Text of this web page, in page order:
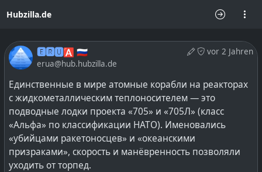
Hubzilla.de
vor 2 Jahren
🅴🆁🆄🅰 🇷🇺
erua@hub.hubzilla.de
Единственные в мире атомные корабли на реакторах
с жидкометаллическим теплоносителем — это
подводные лодки проекта «705» и «705Л» (класс
«Альфа» по классификации НАТО). Именовались
«убийцами ракетоносцев» и «океанскими
призраками», скорость и манёвренность позволяли
уходить от торпед.